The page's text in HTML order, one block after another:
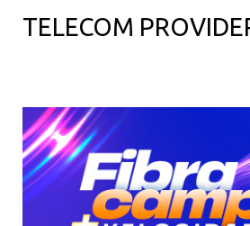
TELECOM